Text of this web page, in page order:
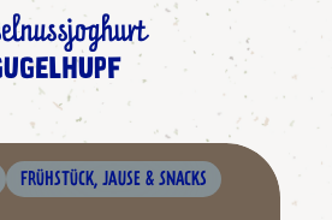
FRÜHSTÜCK, JAUSE & SNACKS